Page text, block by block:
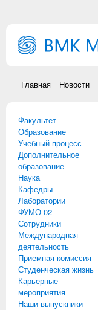
Главная Новости
Факультет
Образование
Учебный процесс
Дополнительное
образование
Наука
Кафедры
Лаборатории
ФУМО 02
Сотрудники
Международная
деятельность
Приемная комиссия
Студенческая жизнь
Карьерные
мероприятия
Наши выпускники